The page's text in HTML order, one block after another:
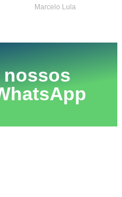
Marcelo Lula
nossos